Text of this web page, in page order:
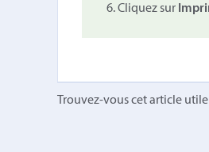
Cliquez sur
Trouvez-vous cet article utile